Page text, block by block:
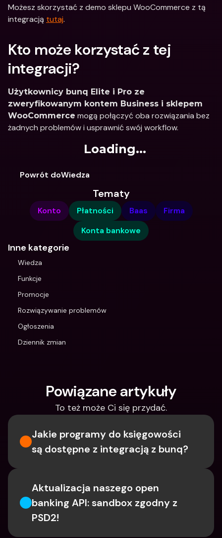
Możesz skorzystać z demo sklepu WooCommerce z tą
integracją tutaj.
Kto może korzystać z tej
integracji?
Użytkownicy bunq Elite i Pro ze
zweryfikowanym kontem Business i sklepem
WooCommerce mogą połączyć oba rozwiązania bez
żadnych problemów i usprawnić swój workflow.
Loading...
Powrót doWiedza
Tematy
Konto Płatności Baas
Firma
Konta bankowe
Inne kategorie
Wiedza
Funkcje
Promocje
Rozwiązywanie problemów
Ogłoszenia
Dziennik zmian
Powiązane artykuły
To też może Ci się przydać.
Jakie programy do księgowości
są dostępne z integracją z bunq?
Aktualizacja naszego open
banking API: sandbox zgodny z
PSD2!